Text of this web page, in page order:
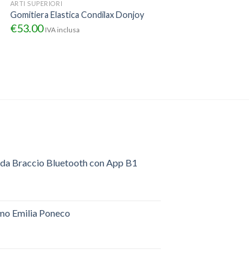
ARTI SUPERIORI
Gomitiera Elastica Condilax Donjoy
€53.00 IVA inclusa
Braccio Bluetooth con App B1
Emilia Poneco